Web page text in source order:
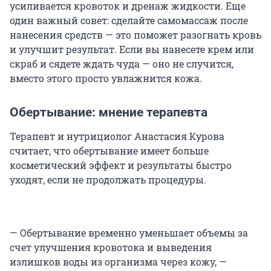
усиливается кровоток и дренаж жидкости. Еще
один важный совет: сделайте самомассаж после
нанесения средств — это поможет разогнать кровь
и улучшит результат. Если вы нанесете крем или
скраб и сядете ждать чуда — оно не случится,
вместо этого просто увлажнится кожа.
Обертывание: мнение терапевта
Терапевт и нутрициолог Анастасия Курова
считает, что обертывание имеет больше
косметический эффект и результаты быстро
уходят, если не продолжать процедуры.
— Обертывание временно уменьшает объемы за
счет улучшения кровотока и выведения
излишков воды из организма через кожу, —